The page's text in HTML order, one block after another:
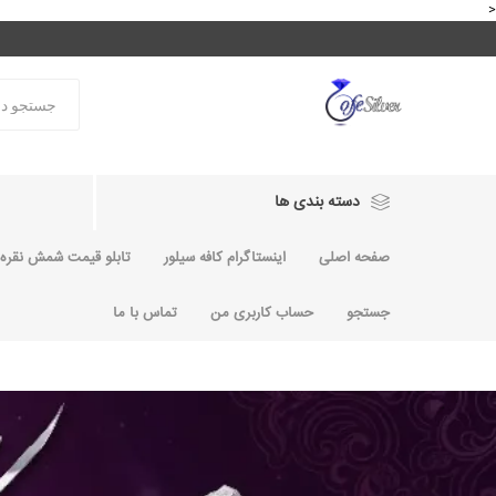
<
دسته بندی ها
صفحه اصلی اینستاگرام کافه سیلور تابلو قیمت شمش نقره
جستجو حساب کاربری من تماس با ما